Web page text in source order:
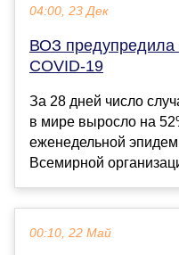
04:00, 23 Дек
ВОЗ предупредила
COVID-19
За 28 дней число
в мире выросло на
еженедельной
Всемирной
00:10, 22 Май